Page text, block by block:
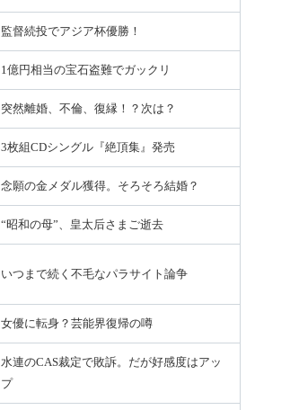
監督続投でアジア杯優勝！
1億円相当の宝石盗難でガックリ
突然離婚、不倫、復縁！？次は？
3枚組CDシングル『絶頂集』発売
念願の金メダル獲得。そろそろ結婚？
“昭和の母”、皇太后さまご逝去
いつまで続く不毛なパラサイト論争
女優に転身？芸能界復帰の噂
水連のCAS裁定で敗訴。だが好感度はアッ
プ